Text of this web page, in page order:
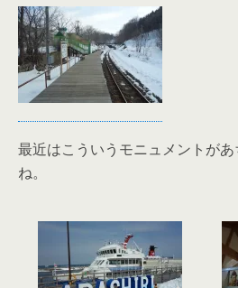
最近はこういうモニュメントが
ね。